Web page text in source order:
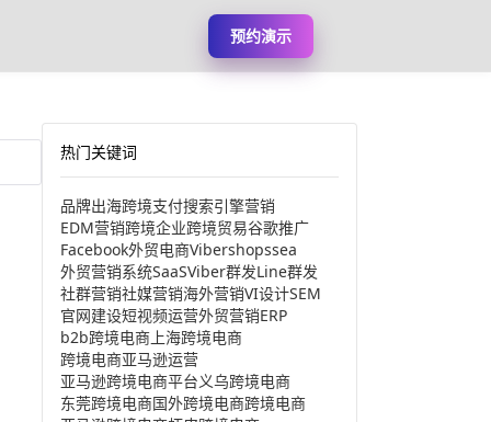
预约演示
热门关键词
品牌出海跨境支付搜索引擎营销
EDM营销跨境企业跨境贸易谷歌推广
Facebook外贸电商Vibershopssea
外贸营销系统SaaSViber群发Line群发
社群营销社媒营销海外营销VI设计SEM
官网建设短视频运营外贸营销ERP
b2b跨境电商 上海跨境电商
跨境电商亚马逊运营
亚马逊跨境电商平台义乌跨境电商
东莞跨境电商国外跨境电商跨境电商